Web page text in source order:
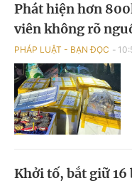
Phát hiện hơn
viên không rõ
PHÁP LUẬT - BẠN ĐỌC
Khởi tố, bắt giữ